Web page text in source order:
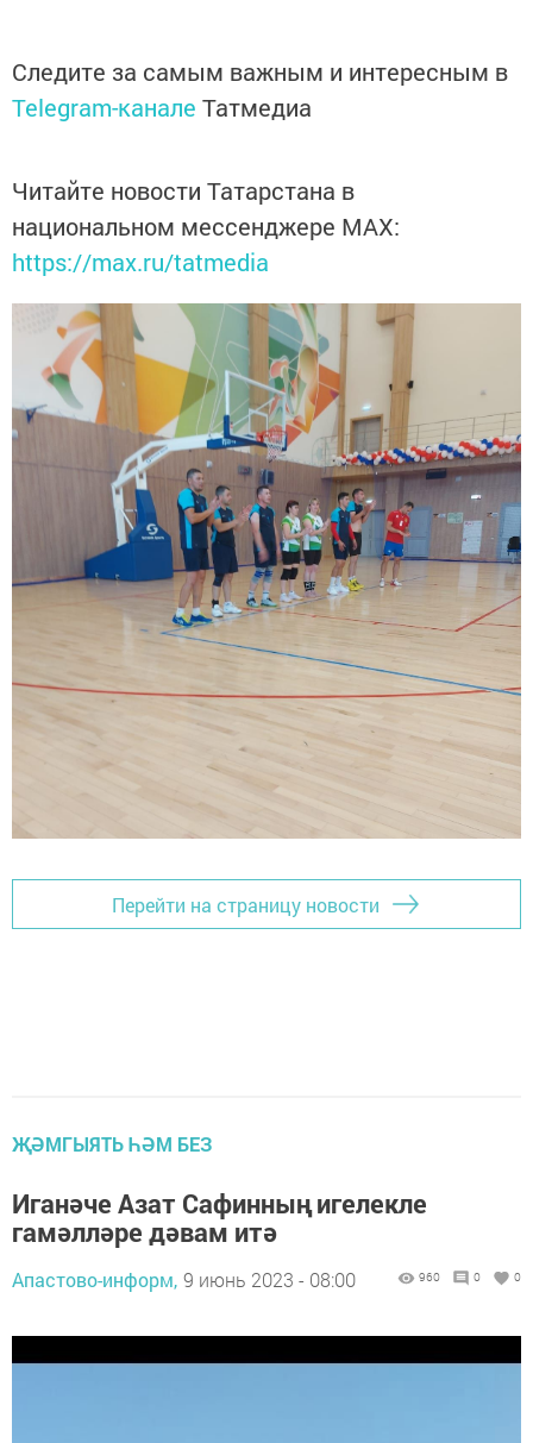
Следите за самым важным и интересным в
Telegram-канале Татмедиа
Читайте новости Татарстана в
национальном мессенджере MАХ:
https://max.ru/tatmedia
Перейти на страницу новости
ҖӘМГЫЯТЬ ҺӘМ БЕЗ
Иганәче Азат Сафинның игелекле
гамәлләре дәвам итә
Апастово-информ, 9 июнь 2023 - 08:00 960 0 0